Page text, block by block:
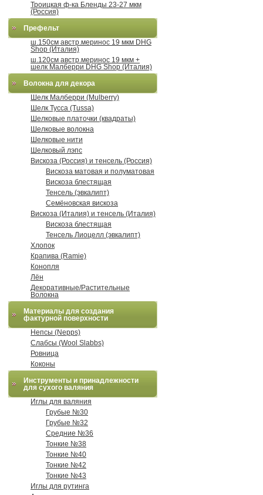
Троицкая ф-ка Бленды 23-27 мкм
(Россия)
Префельт
ш.150см австр.меринос 19 мкм DHG
Shop (Италия)
ш.120см австр.меринос 19 мкм +
шелк Малберри DHG Shop (Италия)
Волокна для декора
Шелк Малберри (Mulberry)
Шелк Тусса (Tussa)
Шелковые платочки (квадраты)
Шелковые волокна
Шелковые нити
Шелковый лэпс
Вискоза (Россия) и тенсель (Россия)
Вискоза матовая и полуматовая
Вискоза блестящая
Тенсель (эвкалипт)
Семёновская вискоза
Вискоза (Италия) и тенсель (Италия)
Вискоза блестящая
Тенсель Лиоцелл (эвкалипт)
Хлопок
Крапива (Ramie)
Конопля
Лён
Декоративные/Растительные
Волокна
Материалы для создания
фактурной поверхности
Непсы (Nepps)
Слабсы (Wool Slabbs)
Ровница
Коконы
Инструменты и принадлежности
для сухого валяния
Иглы для валяния
Грубые №30
Грубые №32
Средние №36
Тонкие №38
Тонкие №40
Тонкие №42
Тонкие №43
Иглы для рутинга